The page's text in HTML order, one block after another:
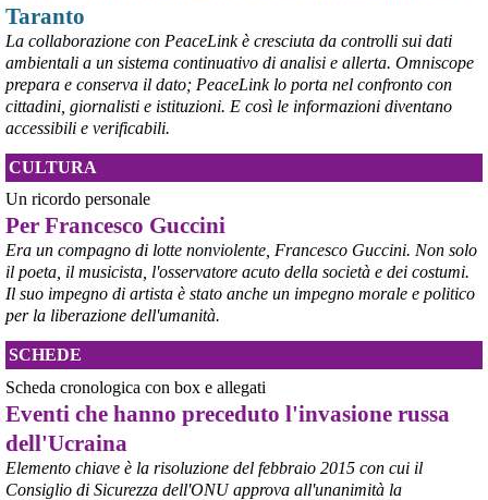
Taranto
La collaborazione con PeaceLink è cresciuta da controlli sui dati
ambientali a un sistema continuativo di analisi e allerta. Omniscope
prepara e conserva il dato; PeaceLink lo porta nel confronto con
cittadini, giornalisti e istituzioni. E così le informazioni diventano
accessibili e verificabili.
CULTURA
Un ricordo personale
Per Francesco Guccini
Era un compagno di lotte nonviolente, Francesco Guccini. Non solo
il poeta, il musicista, l'osservatore acuto della società e dei costumi.
Il suo impegno di artista è stato anche un impegno morale e politico
per la liberazione dell'umanità.
SCHEDE
Scheda cronologica con box e allegati
Eventi che hanno preceduto l'invasione russa
dell'Ucraina
Elemento chiave è la risoluzione del febbraio 2015 con cui il
Consiglio di Sicurezza dell'ONU approva all'unanimità la